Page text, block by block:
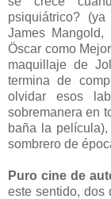
psiquiátrico?
James
Öscar como
maquillaje de
termina de
olvidar esos
sobremanera en
baña la
sombrero de
Puro cine de
este sentido, dos